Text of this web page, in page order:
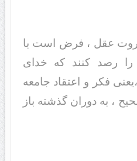
عقل ، فرض است با
را رصد کنند که خدای
فکر و اعتقاد جامعه
، به دوران گذشته باز